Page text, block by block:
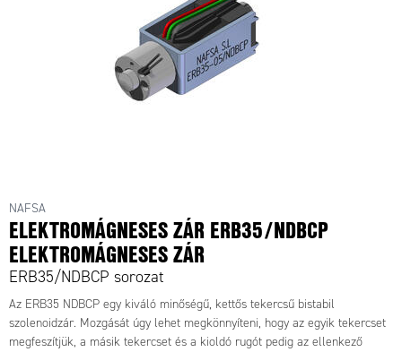
NAFSA
ELEKTROMÁGNESES ZÁR ERB35/NDBCP
ELEKTROMÁGNESES ZÁR
ERB35/NDBCP sorozat
Az ERB35 NDBCP egy kiváló minőségű, kettős tekercsű bistabil
szolenoidzár. Mozgását úgy lehet megkönnyíteni, hogy az egyik tekercset
megfeszítjük, a másik tekercset és a kioldó rugót pedig az ellenkező